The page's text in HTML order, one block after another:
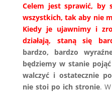
Celem jest sprawić, by
wszystkich, tak aby nie
Kiedy je ujawnimy i
działają, staną się
bardzo, bardzo
będziemy w stanie
walczyć i ostatecznie
nie stoi po ich stronie.